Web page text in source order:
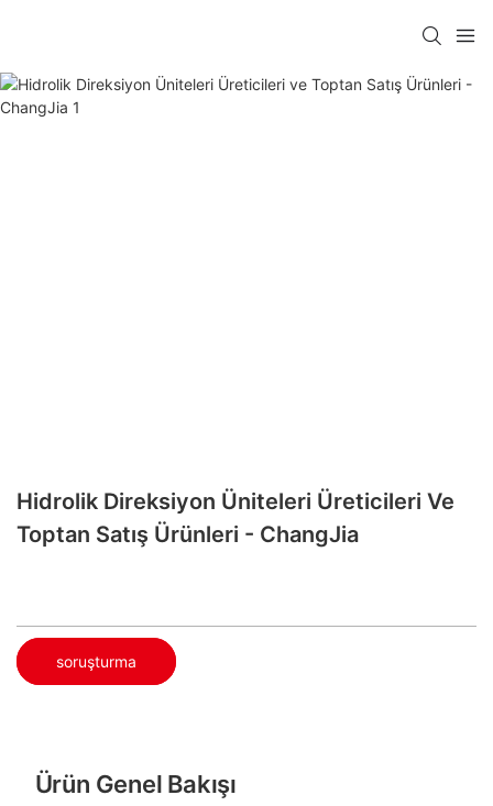
Hidrolik Direksiyon Üniteleri Üreticileri Ve
Toptan Satış Ürünleri - ChangJia
soruşturma
Ürün Genel Bakışı